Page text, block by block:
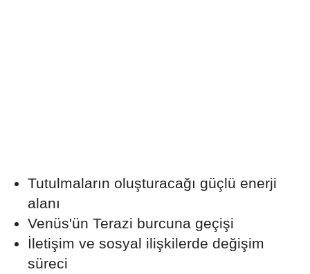
Tutulmaların oluşturacağı güçlü enerji
alanı
Venüs'ün Terazi burcuna geçişi
İletişim ve sosyal ilişkilerde değişim
süreci